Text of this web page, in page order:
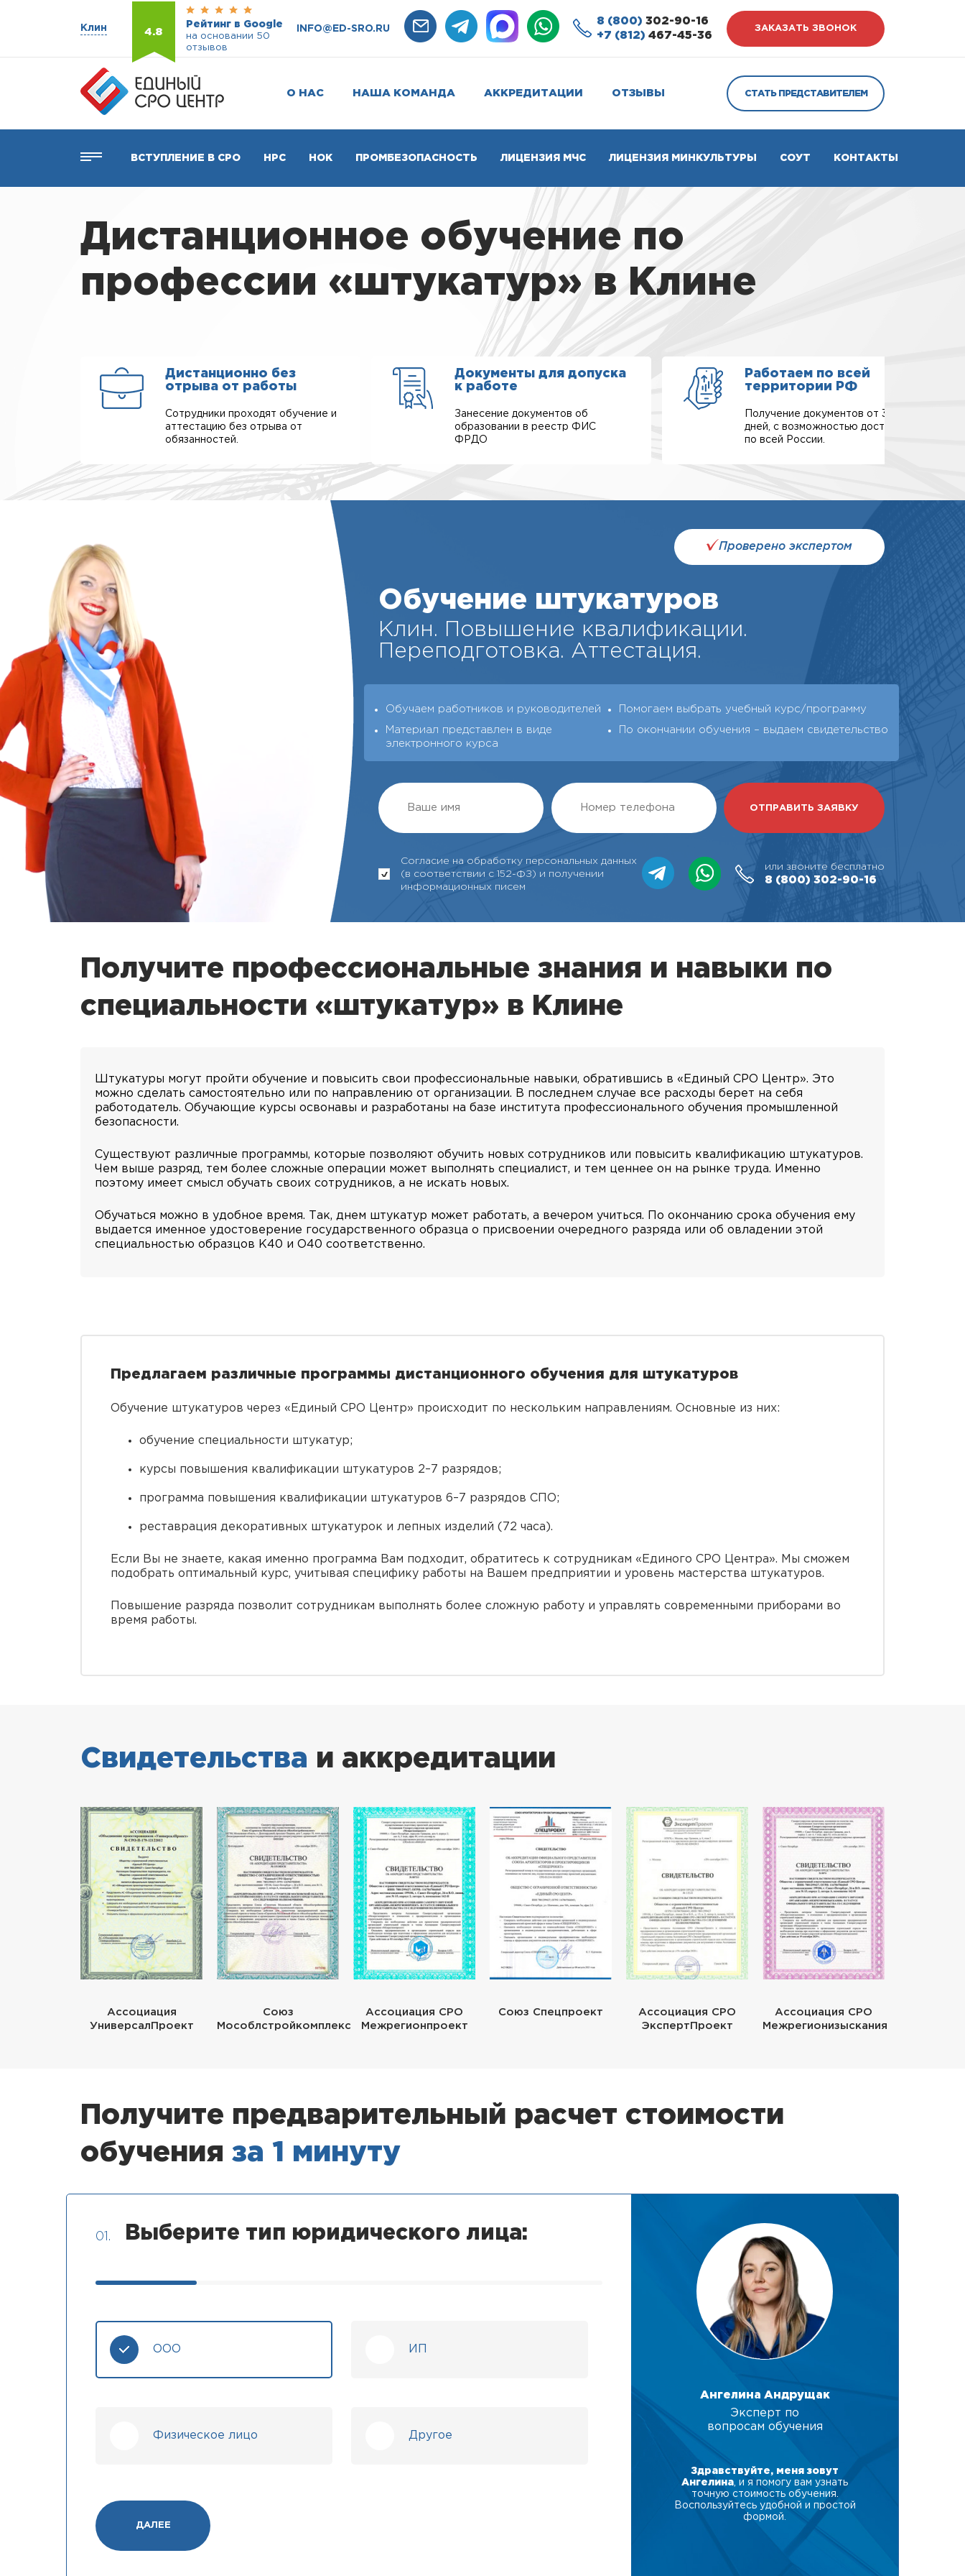
Клин 4.8
Рейтинг в Google
на основании 50
отзывов
INFO@ED-SRO.RU
8 (800) 302-90-16
+7 (812) 467-45-36
ЗАКАЗАТЬ ЗВОНОК
О НАС НАША КОМАНДА АККРЕДИТАЦИИ ОТЗЫВЫ СТАТЬ ПРЕДСТАВИТЕЛЕМ
ВСТУПЛЕНИЕ В СРО НРС НОК ПРОМБЕЗОПАСНОСТЬ ЛИЦЕНЗИЯ МЧС ЛИЦЕНЗИЯ МИНКУЛЬТУРЫ СОУТ КОНТАКТЫ
Дистанционное обучение по
профессии «штукатур» в Клине
Дистанционно без
отрыва от работы
Сотрудники проходят обучение и
аттестацию без отрыва от
обязанностей.
Документы для допуска
к работе
Занесение документов об
образовании в реестр ФИС
ФРДО
Работаем по всей
территории РФ
Получение документов от 3-х
дней, с возможностью доставки
по всей России.
Проверено экспертом
Обучение штукатуров
Клин. Повышение квалификации.
Переподготовка. Аттестация.
Обучаем работников и руководителей Помогаем выбрать учебный курс/программу
Материал представлен в виде
электронного курса
По окончании обучения – выдаeм свидетельство
Согласие на обработку персональных данных
(в соответствии с 152-ФЗ) и получении
информационных писем
или звоните бесплатно
8 (800) 302-90-16
Получите профессиональные знания и навыки по
специальности «штукатур» в Клине
Штукатуры могут пройти обучение и повысить свои профессиональные навыки, обратившись в «Единый СРО Центр». Это
можно сделать самостоятельно или по направлению от организации. В последнем случае все расходы берет на себя
работодатель. Обучающие курсы освонавы и разработаны на базе института профессионального обучения промышленной
безопасности.
Существуют различные программы, которые позволяют обучить новых сотрудников или повысить квалификацию штукатуров.
Чем выше разряд, тем более сложные операции может выполнять специалист, и тем ценнее он на рынке труда. Именно
поэтому имеет смысл обучать своих сотрудников, а не искать новых.
Обучаться можно в удобное время. Так, днем штукатур может работать, а вечером учиться. По окончанию срока обучения ему
выдается именное удостоверение государственного образца о присвоении очередного разряда или об овладении этой
специальностью образцов K40 и O40 соответственно.
Предлагаем различные программы дистанционного обучения для штукатуров
Обучение штукатуров через «Единый СРО Центр» происходит по нескольким направлениям. Основные из них:
обучение специальности штукатур;
курсы повышения квалификации штукатуров 2–7 разрядов;
программа повышения квалификации штукатуров 6–7 разрядов СПО;
реставрация декоративных штукатурок и лепных изделий (72 часа).
Если Вы не знаете, какая именно программа Вам подходит, обратитесь к сотрудникам «Единого СРО Центра». Мы сможем
подобрать оптимальный курс, учитывая специфику работы на Вашем предприятии и уровень мастерства штукатуров.
Повышение разряда позволит сотрудникам выполнять более сложную работу и управлять современными приборами во
время работы.
Свидетельства и аккредитации
Ассоциация
УниверсалПроект
Союз
Мособлстройкомплекс
Ассоциация СРО
Межрегионпроект
Союз Спецпроект
Ассоциация СРО
ЭкспертПроект
Ассоциация СРО
Межрегионизыскания
Получите предварительный расчет стоимости
обучения за 1 минуту
01. Выберите тип юридического лица:
ООО ИП
Физическое лицо Другое
ДАЛЕЕ
Ангелина Андрущак
Эксперт по
вопросам обучения
Здравствуйте, меня зовут
Ангелина , и я помогу вам узнать
точную стоимость обучения.
Воспользуйтесь удобной и простой
формой.